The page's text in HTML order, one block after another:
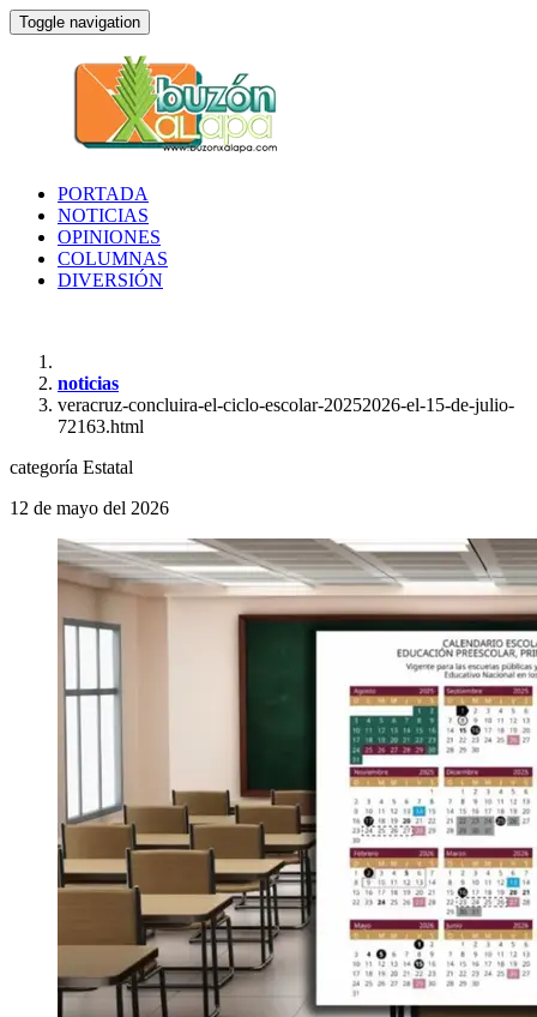
Toggle navigation
PORTADA
NOTICIAS
OPINIONES
COLUMNAS
DIVERSIÓN
noticias
veracruz-concluira-el-ciclo-escolar-20252026-el-15-de-julio-
72163.html
categoría Estatal
12 de mayo del 2026